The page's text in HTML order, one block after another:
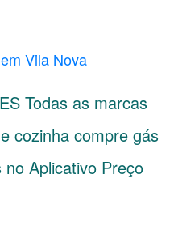
Vila Nova
Todas as marcas
cozinha compre gás
Aplicativo Preço